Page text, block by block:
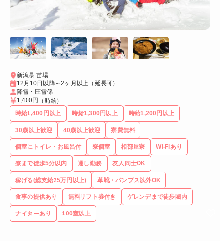
新潟県 苗場
12月10日以降～2ヶ月以上（延長可）
降雪・圧雪係
1,400円
（時給）
時給1,400円以上
時給1,300円以上 時給1,200円以上
30歳以上歓迎 40歳以上歓迎 寮費無料
個室にトイレ・お風呂付 寮個室 相部屋寮 Wi-Fiあり
寮まで徒歩5分以内 通し勤務 友人同士OK
稼げる(総支給25万円以上) 革靴・パンプス以外OK
食事の提供あり 無料リフト券付き ゲレンデまで徒歩圏内
ナイターあり 100室以上